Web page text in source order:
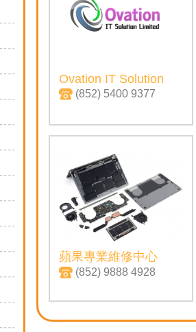
Ovation IT Solution
(852) 5400 9377
蘋果專業維修中心
(852) 9888 4928